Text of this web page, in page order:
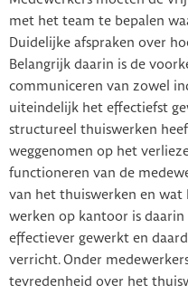
met het team te bepalen
Duidelijke afspraken over
Belangrijk daarin is de
communiceren van zowel
uiteindelijk het effectiefst
structureel thuiswerken
weggenomen op het
functioneren van de
van het thuiswerken en
werken op kantoor is daarin
effectiever gewerkt en
verricht. Onder
tevredenheid over het